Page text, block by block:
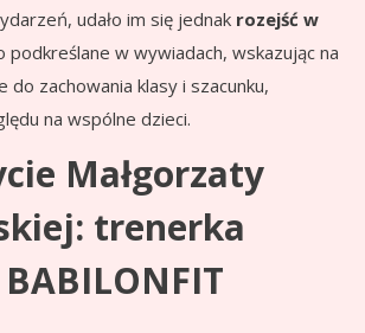
udało im się jednak rozejść w
podkreślane w wywiadach, wskazując na
do zachowania klasy i szacunku,
na wspólne dzieci.
Małgorzaty
trenerka